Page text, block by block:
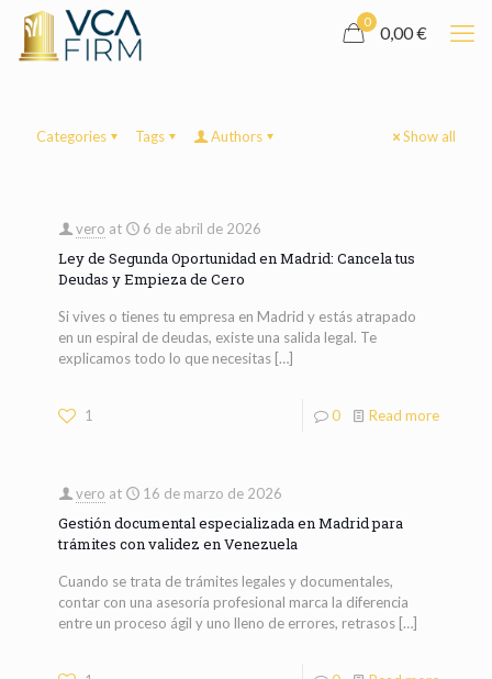
0
0,00 €
Categories Tags Authors Show all
vero at 6 de abril de 2026
Ley de Segunda Oportunidad en Madrid: Cancela tus
Deudas y Empieza de Cero
Si vives o tienes tu empresa en Madrid y estás atrapado
en un espiral de deudas, existe una salida legal. Te
explicamos todo lo que necesitas […]
1 0 Read more
vero at 16 de marzo de 2026
Gestión documental especializada en Madrid para
trámites con validez en Venezuela
Cuando se trata de trámites legales y documentales,
contar con una asesoría profesional marca la diferencia
entre un proceso ágil y uno lleno de errores, retrasos […]